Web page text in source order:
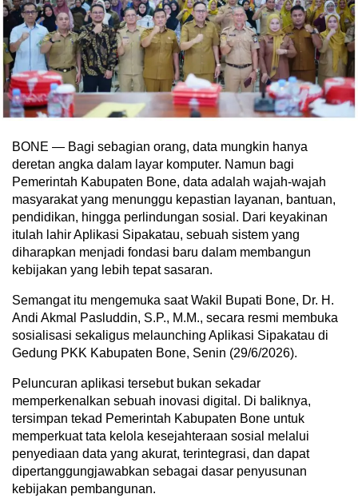
BONE — Bagi sebagian orang, data mungkin hanya
deretan angka dalam layar komputer. Namun bagi
Pemerintah Kabupaten Bone, data adalah wajah-wajah
masyarakat yang menunggu kepastian layanan, bantuan,
pendidikan, hingga perlindungan sosial. Dari keyakinan
itulah lahir Aplikasi Sipakatau, sebuah sistem yang
diharapkan menjadi fondasi baru dalam membangun
kebijakan yang lebih tepat sasaran.
Semangat itu mengemuka saat Wakil Bupati Bone, Dr. H.
Andi Akmal Pasluddin, S.P., M.M., secara resmi membuka
sosialisasi sekaligus melaunching Aplikasi Sipakatau di
Gedung PKK Kabupaten Bone, Senin (29/6/2026).
Peluncuran aplikasi tersebut bukan sekadar
memperkenalkan sebuah inovasi digital. Di baliknya,
tersimpan tekad Pemerintah Kabupaten Bone untuk
memperkuat tata kelola kesejahteraan sosial melalui
penyediaan data yang akurat, terintegrasi, dan dapat
dipertanggungjawabkan sebagai dasar penyusunan
kebijakan pembangunan.